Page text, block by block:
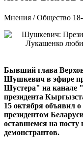
Мнения / Общество
Бывший глава
Шушкевич в эфире
Шустера" на канале
президента
15 октября объявил
президентом
оставшемся на посту
демонстрантов.